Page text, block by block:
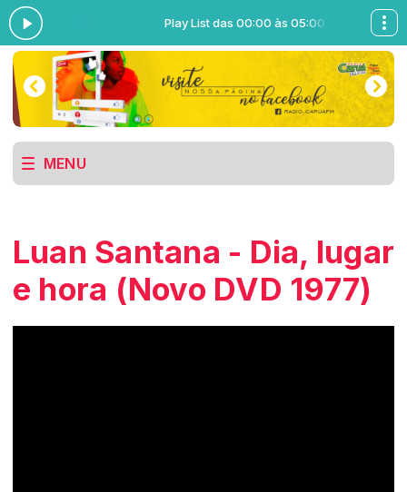
05:00 Play List das 00:00 às 05:00
MENU
Luan Santana - Dia, lugar
e hora (Novo DVD 1977)